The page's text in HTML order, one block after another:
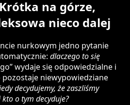
na górze,
nieco dalej
nurkowym jedno pytanie
dlaczego to się
wydaje się odpowiedzialne i
pozostaje niewypowiedziane
decydujemy, że zaszliśmy
o tym decyduje?